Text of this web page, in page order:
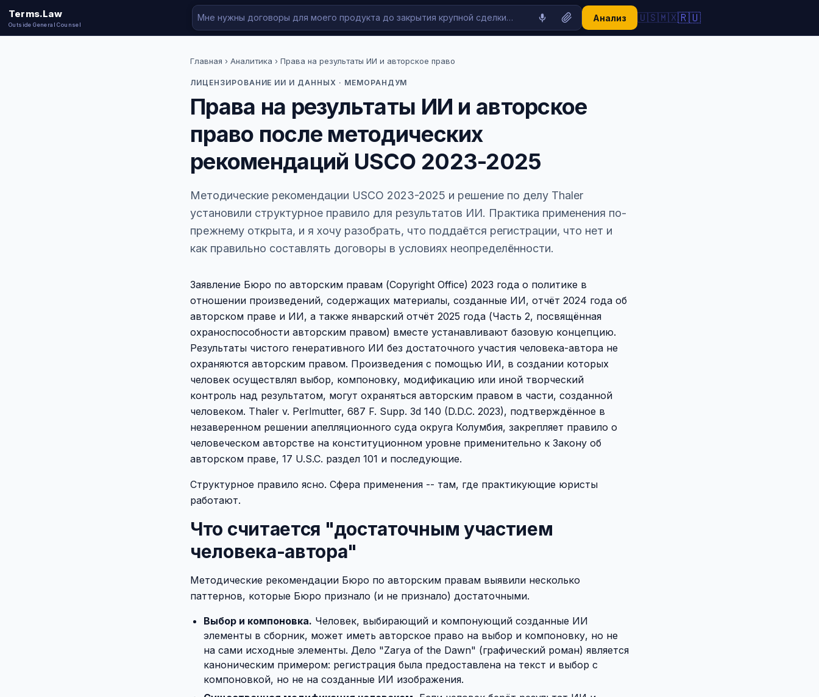
Terms.Law
Outside General Counsel
🇺🇸🇲🇽🇷🇺
Анализ
Главная › Аналитика › Права на результаты ИИ и авторское право
ЛИЦЕНЗИРОВАНИЕ ИИ И ДАННЫХ · МЕМОРАНДУМ
Права на результаты ИИ и авторское
право после методических
рекомендаций USCO 2023-2025
Методические рекомендации USCO 2023-2025 и решение по делу Thaler
установили структурное правило для результатов ИИ. Практика применения по-
прежнему открыта, и я хочу разобрать, что поддаётся регистрации, что нет и
как правильно составлять договоры в условиях неопределённости.
Заявление Бюро по авторским правам (Copyright Office) 2023 года о политике в
отношении произведений, содержащих материалы, созданные ИИ, отчёт 2024 года об
авторском праве и ИИ, а также январский отчёт 2025 года (Часть 2, посвящённая
охраноспособности авторским правом) вместе устанавливают базовую концепцию.
Результаты чистого генеративного ИИ без достаточного участия человека-автора не
охраняются авторским правом. Произведения с помощью ИИ, в создании которых
человек осуществлял выбор, компоновку, модификацию или иной творческий
контроль над результатом, могут охраняться авторским правом в части, созданной
человеком. Thaler v. Perlmutter, 687 F. Supp. 3d 140 (D.D.C. 2023), подтверждённое в
незаверенном решении апелляционного суда округа Колумбия, закрепляет правило о
человеческом авторстве на конституционном уровне применительно к Закону об
авторском праве, 17 U.S.C. раздел 101 и последующие.
Структурное правило ясно. Сфера применения -- там, где практикующие юристы
работают.
Что считается "достаточным участием
человека-автора"
Методические рекомендации Бюро по авторским правам выявили несколько
паттернов, которые Бюро признало (и не признало) достаточными.
Выбор и компоновка. Человек, выбирающий и компонующий созданные ИИ
элементы в сборник, может иметь авторское право на выбор и компоновку, но не
на сами исходные элементы. Дело "Zarya of the Dawn" (графический роман) является
каноническим примером: регистрация была предоставлена на текст и выбор с
компоновкой, но не на созданные ИИ изображения.